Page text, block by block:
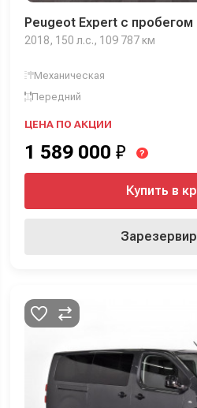
Peugeot Expert с пробегом
2018, 150 л.с., 109 787 км
Механическая
Передний
ЦЕНА ПО АКЦИИ
1 589 000 ₽ ?
Купить в